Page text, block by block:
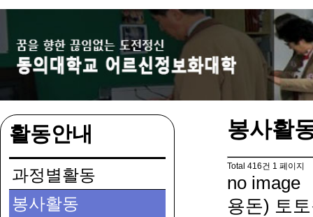
봉사활
Total 416건 1 페이지
no image
용돈) 토
활동안내
과정별활동
봉사활동